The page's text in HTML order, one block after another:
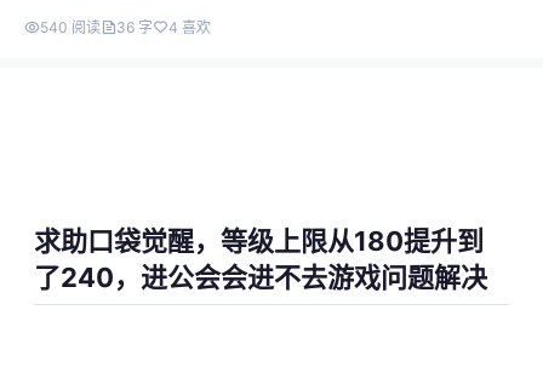
540 阅读 36 字 4 喜欢
求助口袋觉醒，等级上限从180提升到
了240，进公会会进不去游戏问题解决